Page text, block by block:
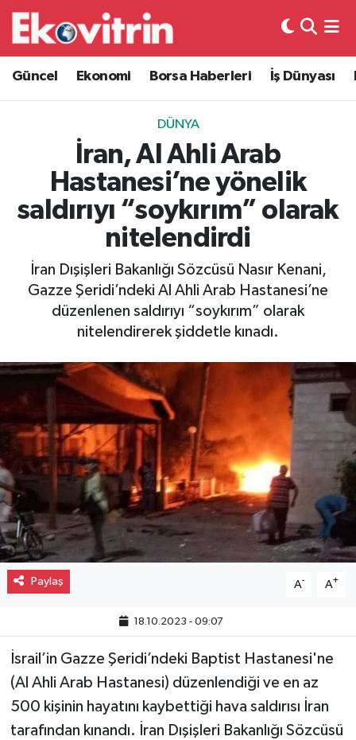
Güncel Ekonomi Borsa Haberleri İş Dünyası
DÜNYA
İran, Al Ahli Arab
Hastanesi’ne yönelik
saldırıyı “soykırım” olarak
nitelendirdi
İran Dışişleri Bakanlığı Sözcüsü Nasır Kenani,
Gazze Şeridi’ndeki Al Ahli Arab Hastanesi’ne
düzenlenen saldırıyı “soykırım” olarak
nitelendirerek şiddetle kınadı.
Paylaş A- A+
18.10.2023 - 09:07
İsrail’in Gazze Şeridi’ndeki Baptist Hastanesi'ne
(Al Ahli Arab Hastanesi) düzenlendiği ve en az
500 kişinin hayatını kaybettiği hava saldırısı İran
tarafından kınandı. İran Dışişleri Bakanlığı Sözcüsü
Güncel
Ekonomi
Borsa Haberleri
İş Dünyası
Lojistik
Otovitrin
Asayiş
Gayrimenkul
Spor
Eğitim
Hava Durumu
Trafik Durumu
Süper Lig Puan Durumu ve Fikstür
Tüm Manşetler
Son Dakika Haberleri
Haber Arşivi